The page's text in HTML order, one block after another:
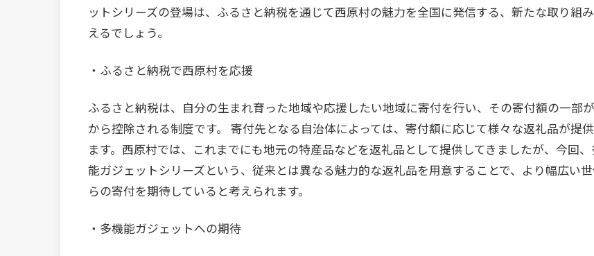
ットシリーズの登場は、ふるさと納税を通じて西原村の魅力を全国に発信する、新たな取り組
えるでしょう。
・ふるさと納税で西原村を応援
ふるさと納税は、自分の生まれ育った地域や応援したい地域に寄付を行い、その寄付額の一部
から控除される制度です。 寄付先となる自治体によっては、寄付額に応じて様々な返礼品が提
ます。西原村では、これまでにも地元の特産品などを返礼品として提供してきましたが、今回
能ガジェットシリーズという、従来とは異なる魅力的な返礼品を用意することで、より幅広い
らの寄付を期待していると考えられます。
・多機能ガジェットへの期待